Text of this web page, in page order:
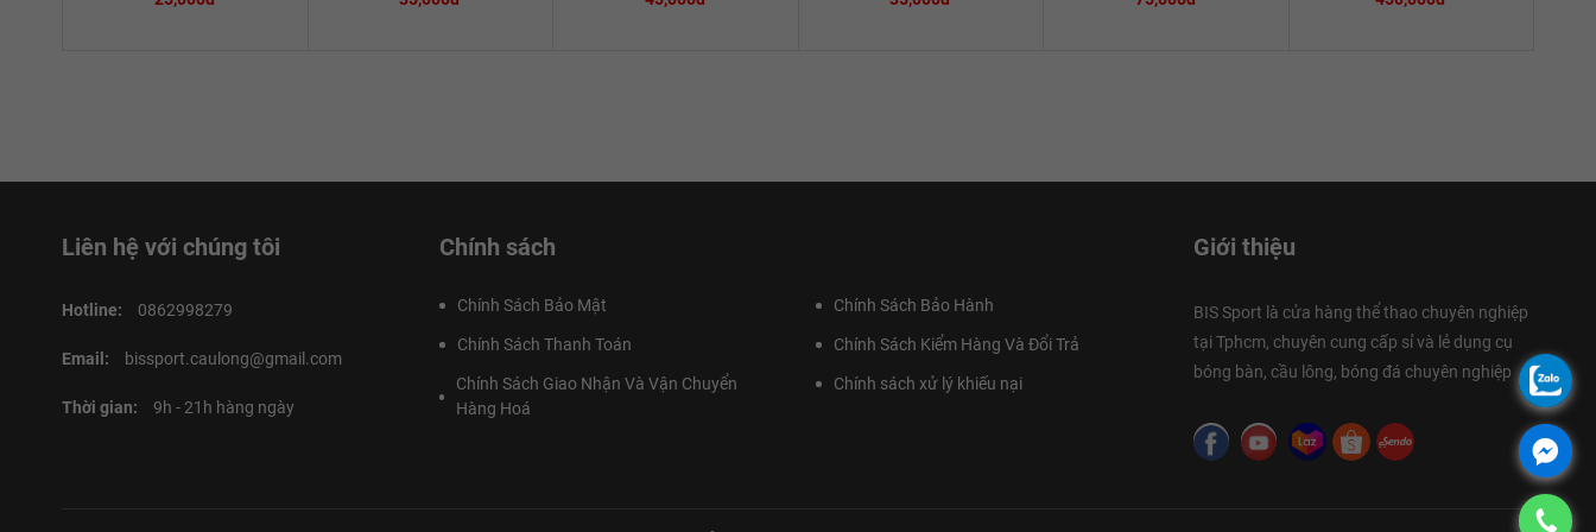
Liên hệ với chúng tôi
Hotline: 0862998279
Email: bissport.caulong@gmail.com
Thời gian: 9h - 21h hàng ngày
Chính sách
Chính Sách Bảo Mật Chính Sách Bảo Hành
Chính Sách Thanh Toán Chính Sách Kiểm Hàng Và Đổi Trả
Chính Sách Giao Nhận Và Vận Chuyển
Hàng Hoá
Chính sách xử lý khiếu nại
Giới thiệu
BIS Sport là cửa hàng thể thao chuyên nghiệp
tại Tphcm, chuyên cung cấp sỉ và lẻ dụng cụ
bóng bàn, cầu lông, bóng đá chuyên nghiệp